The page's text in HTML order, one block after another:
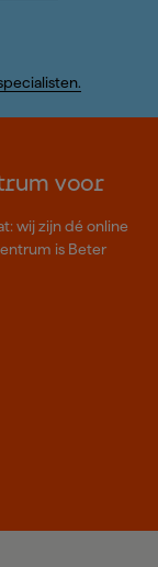
voor
wij zijn dé online
is Beter